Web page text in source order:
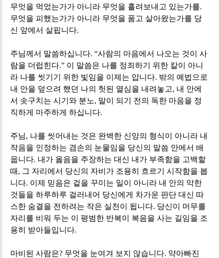
무엇을 먹었는가가 아니라 무엇을 흘려보내고 있는가를.
무엇을 피했는가가 아니라 무엇을 품고 살아왔는가를 당
신 앞에서 살핍니다.
주님께서 말씀하십니다. “사람의 마음에서 나오는 것이 사
람을 더럽힌다.” 이 말씀은 나를 정죄하기 위한 칼이 아니
라 나를 씻기기 위한 빛임을 이제는 압니다. 밖의 예법으로
내 안을 덮으려 했던 나의 헛된 열심을 내려놓고, 내 안에
서 솟구치는 시기와 분노, 말이 되기 전의 독한 마음을 정
직하게 마주하게 하십니다.
주님, 나를 씻어내는 것은 완벽한 신앙의 형식이 아니라 내
작음을 인정하는 겸손의 눈물임을 당신의 말씀 안에서 배
웁니다. 내가 옳음을 주장하는 대신 내가 부족함을 고백할
때 , 그 자리에서 당신의 자비가 조용히 흐르기 시작함을 봅
니다. 이제 믿음은 겉을 꾸미는 일이 아니라 내 안의 악한
것들을 하루하루 걸러내어 당신에게 차가운 판단 대신 따
스한 숨결을 전하려는 작은 실천이 됩니다. 당신이 머무를
자리를 비워 두는 이 평범한 반복이 복음을 사는 길임을 조
용히 받아들입니다.
마비된 사람은? 무엇을 눈여겨 보지 않습니다. 약아빠진